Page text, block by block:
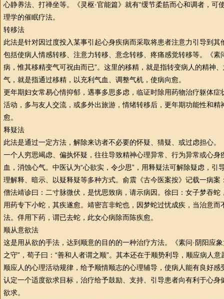
心静养法、打禅坐等。《灵枢·官能篇》就有“缓节柔筋而心和调者，可
理学的催眠疗法。
转移法
此法是针对因过度投入某事引起心身疾病而采取将患者注意力引导到
包括使病人情感转移、注意力转移、意念转移、疼痛感觉转移等。《素
病，惟其移精变气可祝由而已”。这里的移精，就是指转变病人的精神
气，就是指通过移精，以充利气血、调整气机，使病向愈。
更年期妇女常易心情抑郁，遇事多思多虑，临证时除用药物治疗躯体症
活动，多与友人交流，或多外出旅游，情绪转移后，更年期功能性和精
愈。
释疑法
此法是通过一定方法，解除来访者不必要的怀疑、猜疑、或过虑担心。
一个人穷思竭虑、偏执怀疑，往往导致精神心理异常、行为异常或心身
血，消蚀心气。 中医认为“心欲实，令少思”，用释疑法可解除疑虑，引
理解释、暗示、以疑释疑等多种方式。俞震《古今医案按》记载一病案
僧法靖诊曰：二寸脉微伏，是忧思致病，请示病因。徐曰：女子梦吞蛇
用药专下小蛇，其疾遂愈。靖密言非蛇也，因梦蛇过忧成疾，当治意而
法。佯用下药，谓已去蛇，此女心病除而陈疾愈。
顺从意欲法
这是用从欲的手法，达到顺意的目的的一种治疗方法。《素问·阴阳应
之守”，荀子曰：“善和人者谓之顺”。其本还在于顺势利导，顺应病人
顺应人的心理活动规律，给予顺情顺志的心理辅导，使病人能有良好
认定一个适度欲求目标，治疗给予鼓励、支持、引导患者向有利于心身
欲求。